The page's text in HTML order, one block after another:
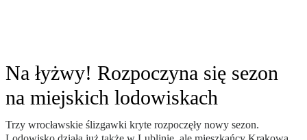
Na łyżwy! Rozpoczyna się sezon
na miejskich lodowiskach
Trzy wrocławskie ślizgawki kryte rozpoczęły nowy sezon.